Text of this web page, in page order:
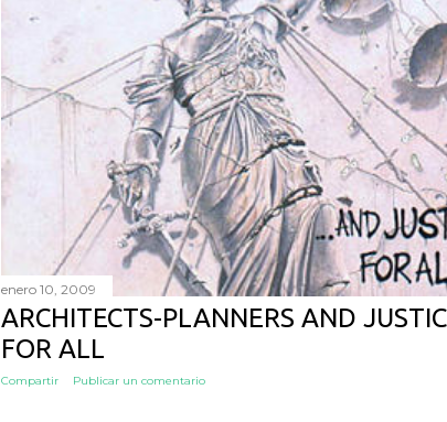
enero 10, 2009
ARCHITECTS-PLANNERS AND
FOR ALL
Compartir Publicar un comentario